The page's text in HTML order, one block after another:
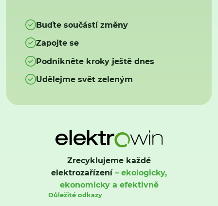
Buďte součástí změny
Zapojte se
Podnikněte kroky ještě dnes
Udělejme svět zeleným
Zrecyklujeme každé
elektrozařízení– ekologicky,
ekonomicky a efektivně
Důležité odkazy